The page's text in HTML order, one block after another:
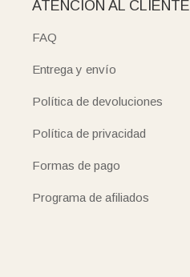
ATENCIÓN AL CLIENTE
FAQ
Entrega y envío
Política de devoluciones
Política de privacidad
Formas de pago
Programa de afiliados